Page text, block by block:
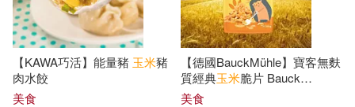
吳鴻鈞(6) 國立歷史博物館(6)
墨刻編輯部(6) 夏琳娜(6)
BIS(22)
北京理工大學出版社(22)
【KAWA巧活】能量豬 玉米豬
肉水餃
美食
【德國BauckMühle】寶客無麩
質經典玉米脆片 Bauck
Cornflakes 280g/包
美食